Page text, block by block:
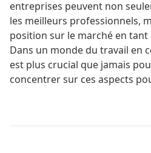
entreprises peuvent non
les meilleurs professionnels,
position sur le marché en tant
Dans un monde du travail en
est plus crucial que jamais
concentrer sur ces aspects